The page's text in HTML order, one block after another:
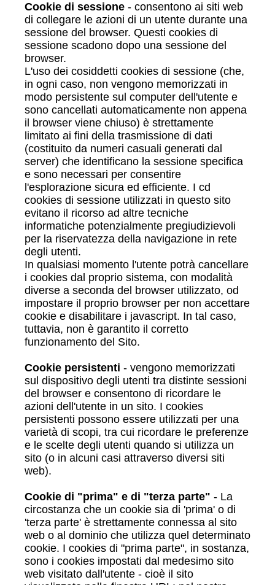
Cookie di sessione - consentono ai siti web
di collegare le azioni di un utente durante una
sessione del browser. Questi cookies di
sessione scadono dopo una sessione del
browser.
L'uso dei cosiddetti cookies di sessione (che,
in ogni caso, non vengono memorizzati in
modo persistente sul computer dell'utente e
sono cancellati automaticamente non appena
il browser viene chiuso) è strettamente
limitato ai fini della trasmissione di dati
(costituito da numeri casuali generati dal
server) che identificano la sessione specifica
e sono necessari per consentire
l'esplorazione sicura ed efficiente. I cd
cookies di sessione utilizzati in questo sito
evitano il ricorso ad altre tecniche
informatiche potenzialmente pregiudizievoli
per la riservatezza della navigazione in rete
degli utenti.
In qualsiasi momento l'utente potrà cancellare
i cookies dal proprio sistema, con modalità
diverse a seconda del browser utilizzato, od
impostare il proprio browser per non accettare
cookie e disabilitare i javascript. In tal caso,
tuttavia, non è garantito il corretto
funzionamento del Sito.
Cookie persistenti - vengono memorizzati
sul dispositivo degli utenti tra distinte sessioni
del browser e consentono di ricordare le
azioni dell'utente in un sito. I cookies
persistenti possono essere utilizzati per una
varietà di scopi, tra cui ricordare le preferenze
e le scelte degli utenti quando si utilizza un
sito (o in alcuni casi attraverso diversi siti
web).
Cookie di "prima" e di "terza parte" - La
circostanza che un cookie sia di 'prima' o di
'terza parte' è strettamente connessa al sito
web o al dominio che utilizza quel determinato
cookie. I cookies di "prima parte", in sostanza,
sono i cookies impostati dal medesimo sito
web visitato dall'utente - cioè il sito